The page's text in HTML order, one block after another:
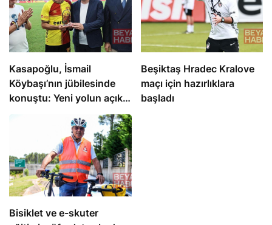
Kasapoğlu, İsmail
Köybaşı’nın jübilesinde
konuştu: Yeni yolun açık
Beşiktaş Hradec Kralove
maçı için hazırlıklara
başladı
Bisiklet ve e-skuter